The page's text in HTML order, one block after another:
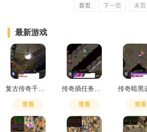
首页 下一页 末页
最新游戏
复古传奇千年树妖坐标
查看
传奇插任务没了怎么回事
查看 查看